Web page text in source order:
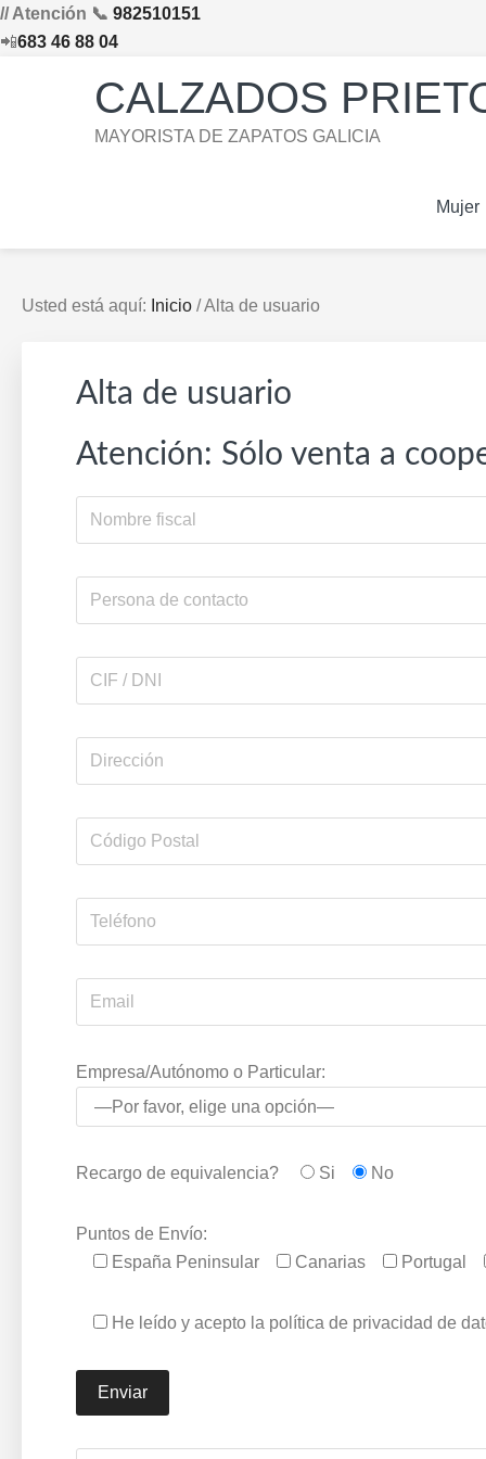
// Atención 📞 982510151
📲683 46 88 04
CALZADOS
MAYORISTA DE ZAPATOS GALICIA
Mujer
Usted está aquí: Inicio /Alta de usuario
Alta de usuario
Atención: Sólo venta a
Empresa/Autónomo o Particular:
Recargo de equivalencia? Si No
Puntos de Envío:
España Peninsular
Canarias Portugal
He leído y acepto la política de privacidad de